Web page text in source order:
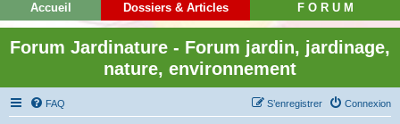
Accueil Dossiers & Articles F O R U M
Forum Jardinature - Forum jardin, jardinage,
nature, environnement
FAQ Connexion
S’enregistrer